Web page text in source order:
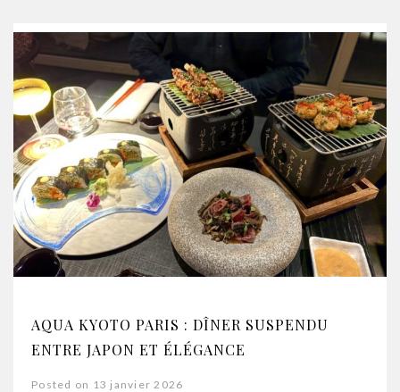
AQUA KYOTO PARIS : DÎNER SUSPENDU
ENTRE JAPON ET ÉLÉGANCE
Posted on 13 janvier 2026